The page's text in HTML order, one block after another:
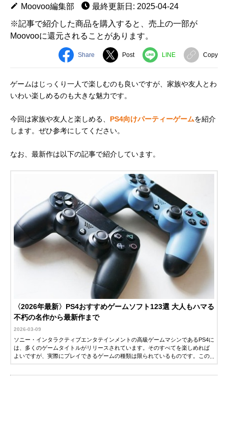
Moovoo編集部
最終更新日: 2025-04-24
※記事で紹介した商品を購入すると、売上の一部が
Moovooに還元されることがあります。
Share Post LINE Copy
ゲームはじっくり一人で楽しむのも良いですが、家族や友人とわ
いわい楽しめるのも大きな魅力です。
今回は家族や友人と楽しめる、 PS4向けパーティーゲームを紹介
します。ぜひ参考にしてください。
なお、最新作は以下の記事で紹介しています。
〈2026年最新〉PS4おすすめゲームソフト123選 大人もハマる
不朽の名作から最新作まで
2026-03-09
ソニー・インタラクティブエンタテインメントの高級ゲームマシンであるPS4に
は、多くのゲームタイトルがリリースされています。そのすべてを楽しめれば
よいですが、実際にプレイできるゲームの種類は限られているものです。この